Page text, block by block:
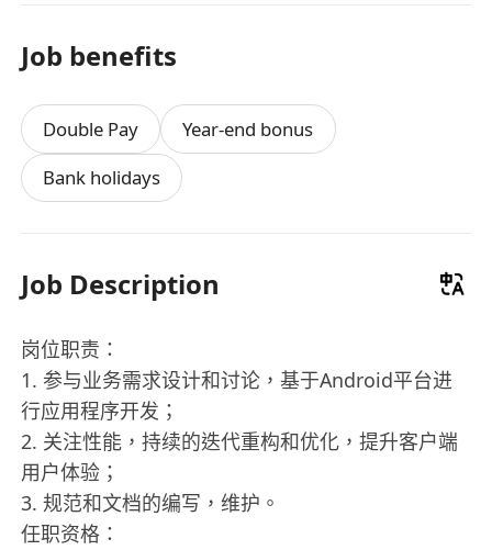
Job benefits
Double Pay
Year-end bonus
Bank holidays
Job Description
岗位职责：
1. 参与业务需求设计和讨论，基于Android平台进
行应用程序开发；
2. 关注性能，持续的迭代重构和优化，提升客户端
用户体验；
3. 规范和文档的编写，维护。
任职资格：